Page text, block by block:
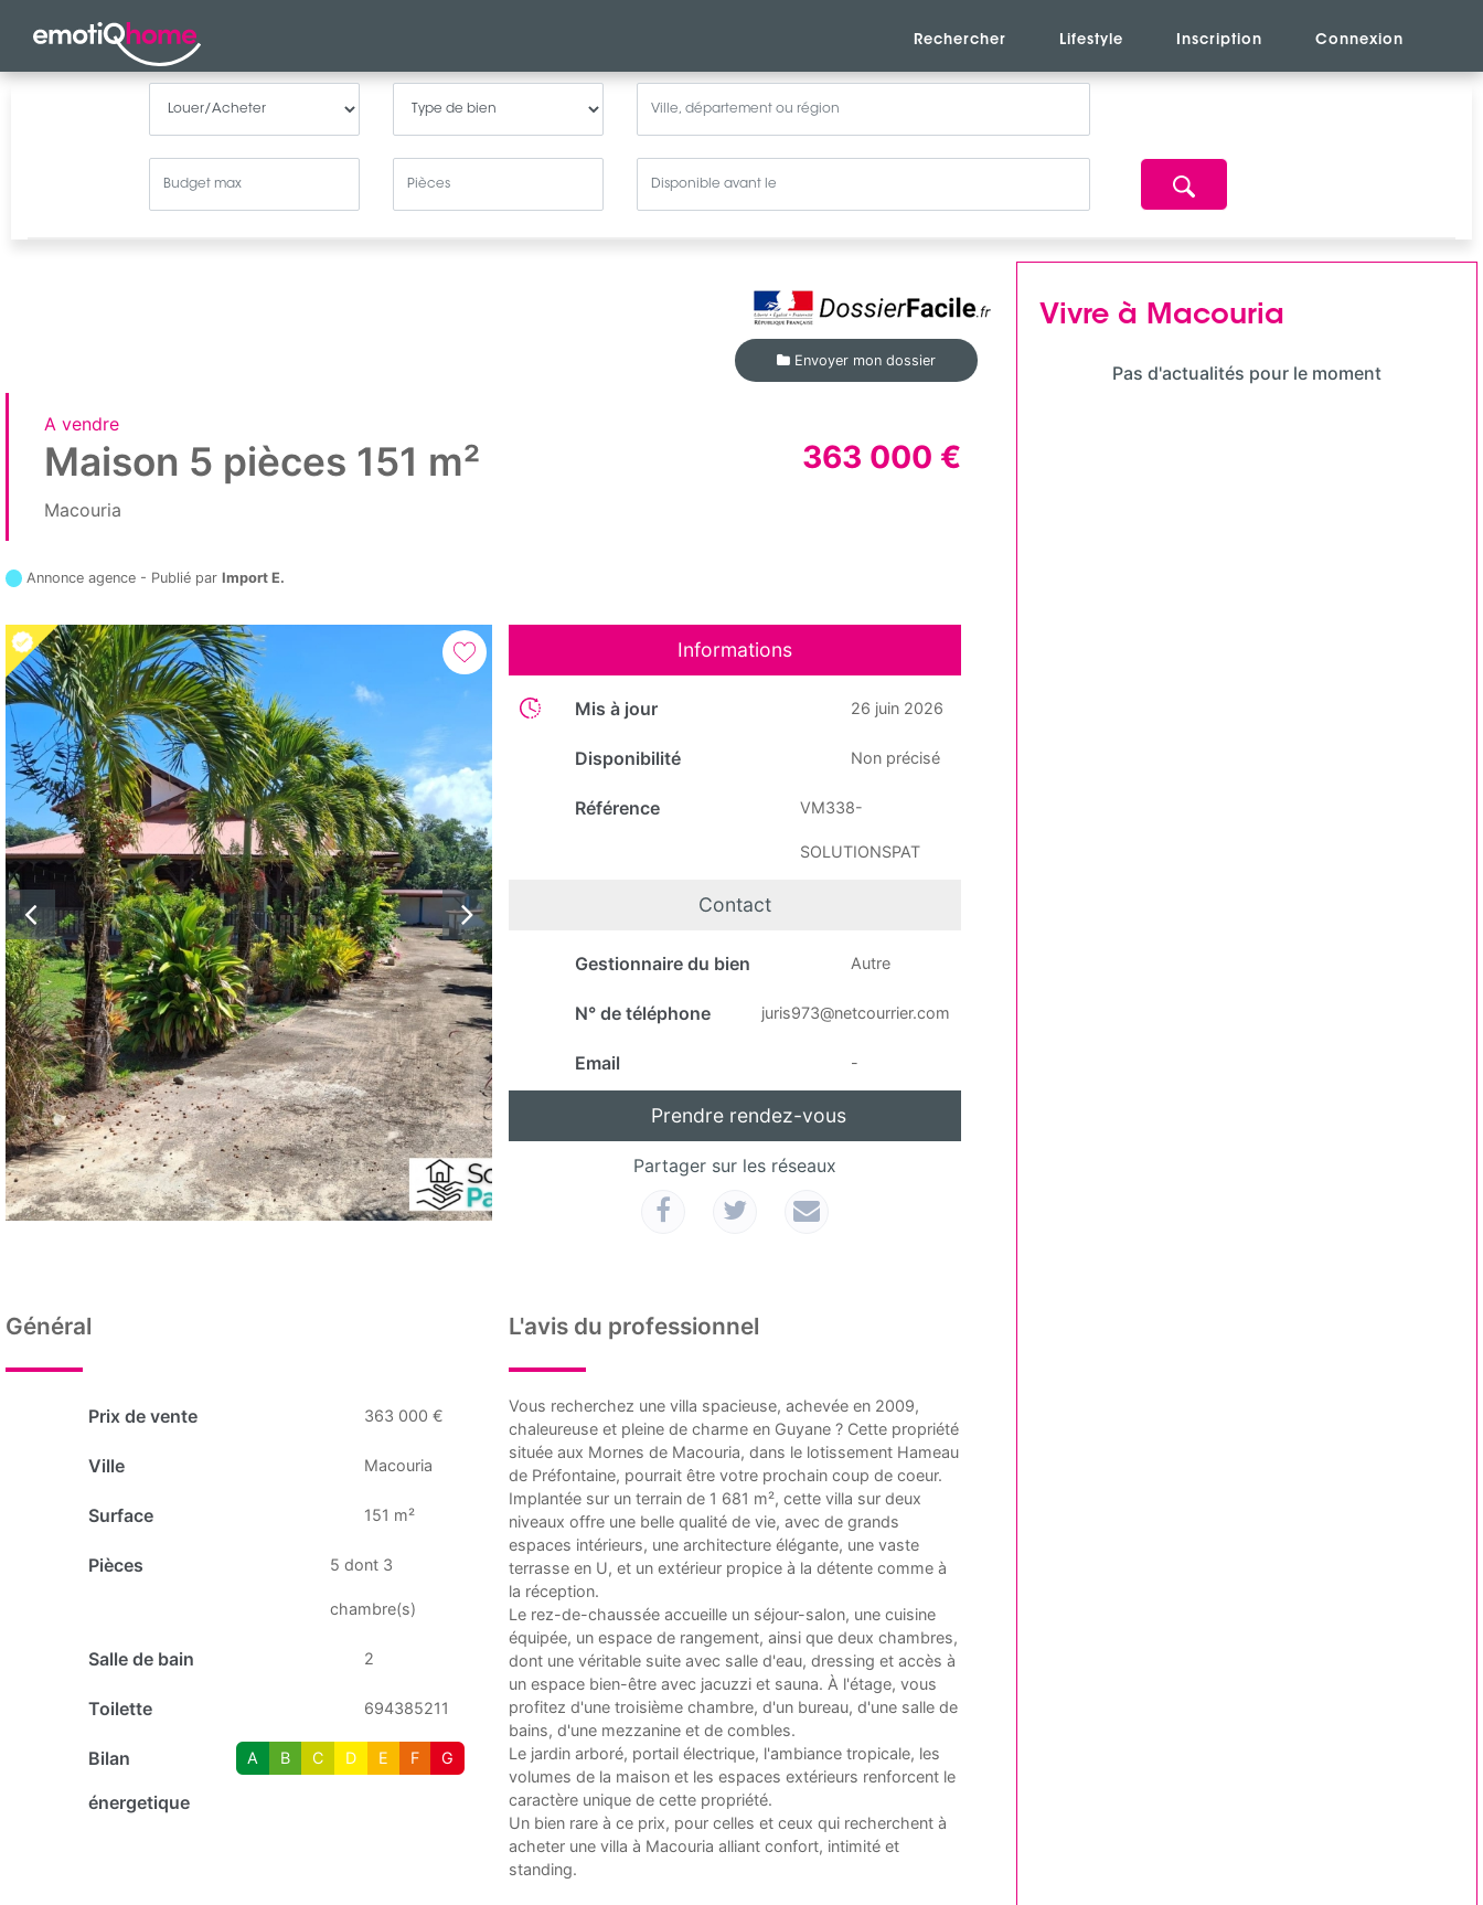
Rechercher Lifestyle Inscription Connexion
Envoyer mon dossier
A vendre
Maison 5 pièces 151 m²
Macouria
363 000 €
Annonce agence - Publié parImport E.
Informations
Mis à jour 26 juin 2026
Disponibilité Non précisé
Référence VM338-
SOLUTIONSPAT
Contact
Gestionnaire du bien Autre
N° de téléphone juris973@netcourrier.com
Email -
Prendre rendez-vous
Partager sur les réseaux
Général
Prix de vente 363 000 €
Ville Macouria
Surface 151 m²
Pièces 5 dont 3
chambre(s)
Salle de bain 2
Toilette 694385211
Bilan
énergetique
A B C D E F G
L'avis du professionnel
Vous recherchez une villa spacieuse, achevée en 2009,
chaleureuse et pleine de charme en Guyane ? Cette propriété
située aux Mornes de Macouria, dans le lotissement Hameau
de Préfontaine, pourrait être votre prochain coup de coeur.
Implantée sur un terrain de 1 681 m², cette villa sur deux
niveaux offre une belle qualité de vie, avec de grands
espaces intérieurs, une architecture élégante, une vaste
terrasse en U, et un extérieur propice à la détente comme à
la réception.
Le rez-de-chaussée accueille un séjour-salon, une cuisine
équipée, un espace de rangement, ainsi que deux chambres,
dont une véritable suite avec salle d'eau, dressing et accès à
un espace bien-être avec jacuzzi et sauna. À l'étage, vous
profitez d'une troisième chambre, d'un bureau, d'une salle de
bains, d'une mezzanine et de combles.
Le jardin arboré, portail électrique, l'ambiance tropicale, les
volumes de la maison et les espaces extérieurs renforcent le
caractère unique de cette propriété.
Un bien rare à ce prix, pour celles et ceux qui recherchent à
acheter une villa à Macouria alliant confort, intimité et
standing.
Vivre à Macouria
Pas d'actualités pour le moment